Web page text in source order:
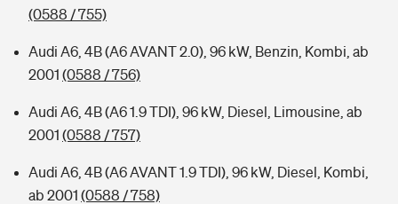
(0588 / 755)
Audi A6, 4B (A6 AVANT 2.0), 96 kW, Benzin, Kombi, ab
2001 (0588 / 756)
Audi A6, 4B (A6 1.9 TDI), 96 kW, Diesel, Limousine, ab
2001 (0588 / 757)
Audi A6, 4B (A6 AVANT 1.9 TDI), 96 kW, Diesel, Kombi,
ab 2001 (0588 / 758)